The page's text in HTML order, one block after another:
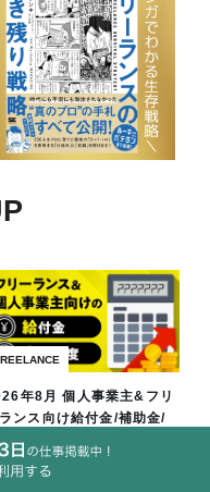
年8月 個人事業主&フリ
ンス向け給付金/補助金/
成金まとめ
フリーランス/個人事業主